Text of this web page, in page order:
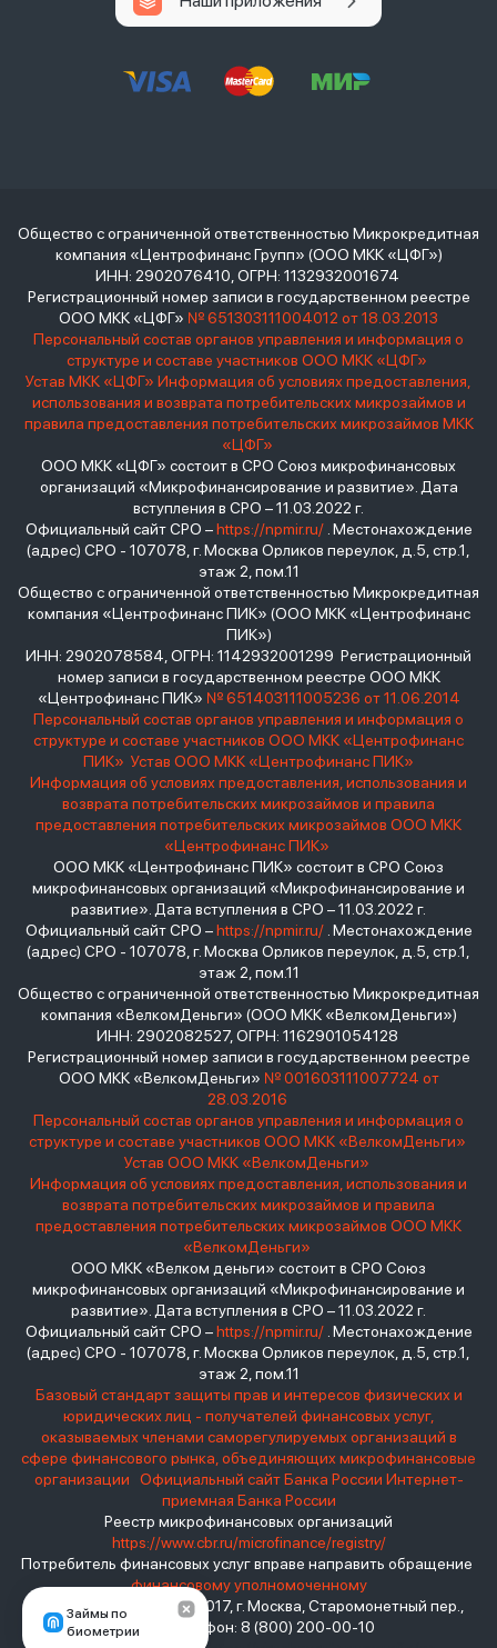
Займы по
биометрии
Общество с ограниченной ответственностью Микрокредитная
компания «Центрофинанс Групп» (ООО МКК «ЦФГ»)
ИНН: 2902076410, ОГРН: 1132932001674
Регистрационный номер записи в государственном реестре
ООО МКК «ЦФГ» № 651303111004012 от 18.03.2013
Персональный состав органов управления и информация о
структуре и составе участников ООО МКК «ЦФГ»
Устав МКК «ЦФГ» Информация об условиях предоставления,
использования и возврата потребительских микрозаймов и
правила предоставления потребительских микрозаймов МКК
«ЦФГ»
ООО МКК «ЦФГ» состоит в СРО Союз микрофинансовых
организаций «Микрофинансирование и развитие». Дата
вступления в СРО – 11.03.2022 г.
Официальный сайт СРО –https://npmir.ru/. Местонахождение
(адрес) СРО - 107078, г. Москва Орликов переулок, д.5, стр.1,
этаж 2, пом.11
Общество с ограниченной ответственностью Микрокредитная
компания «Центрофинанс ПИК» (ООО МКК «Центрофинанс
ПИК»)
ИНН: 2902078584, ОГРН: 1142932001299 Регистрационный
номер записи в государственном реестре ООО МКК
«Центрофинанс ПИК» № 651403111005236 от 11.06.2014
Персональный состав органов управления и информация о
структуре и составе участников ООО МКК «Центрофинанс
ПИК» Устав ООО МКК «Центрофинанс ПИК»
Информация об условиях предоставления, использования и
возврата потребительских микрозаймов и правила
предоставления потребительских микрозаймов ООО МКК
«Центрофинанс ПИК»
ООО МКК «Центрофинанс ПИК» состоит в СРО Союз
микрофинансовых организаций «Микрофинансирование и
развитие». Дата вступления в СРО – 11.03.2022 г.
Официальный сайт СРО –https://npmir.ru/. Местонахождение
(адрес) СРО - 107078, г. Москва Орликов переулок, д.5, стр.1,
этаж 2, пом.11
Общество с ограниченной ответственностью Микрокредитная
компания «ВелкомДеньги» (ООО МКК «ВелкомДеньги»)
ИНН: 2902082527, ОГРН: 1162901054128
Регистрационный номер записи в государственном реестре
ООО МКК «ВелкомДеньги» № 001603111007724 от
28.03.2016
Персональный состав органов управления и информация о
структуре и составе участников ООО МКК «ВелкомДеньги»
Устав ООО МКК «ВелкомДеньги»
Информация об условиях предоставления, использования и
возврата потребительских микрозаймов и правила
предоставления потребительских микрозаймов ООО МКК
«ВелкомДеньги»
ООО МКК «Велком деньги» состоит в СРО Союз
микрофинансовых организаций «Микрофинансирование и
развитие». Дата вступления в СРО – 11.03.2022 г.
Официальный сайт СРО –https://npmir.ru/. Местонахождение
(адрес) СРО - 107078, г. Москва Орликов переулок, д.5, стр.1,
этаж 2, пом.11
Базовый стандарт защиты прав и интересов физических и
юридических лиц - получателей финансовых услуг,
оказываемых членами саморегулируемых организаций в
сфере финансового рынка, объединяющих микрофинансовые
организации
Официальный сайт Банка России Интернет-
приемная Банка России
Реестр микрофинансовых организаций
https://www.cbr.ru/microfinance/registry/
Потребитель финансовых услуг вправе направить обращение
финансовому уполномоченному
Место нахождения: 119017, г. Москва, Старомонетный пер.,
дом 3 Телефон: 8 (800) 200-00-10